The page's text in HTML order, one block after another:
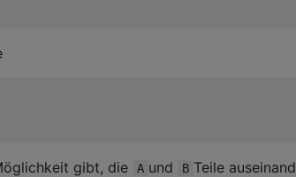
gibt, die A und B Teile